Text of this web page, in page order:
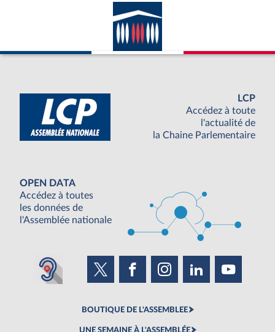
LCP
Accédez à toute
l'actualité de
la Chaine Parlementaire
OPEN DATA
Accédez à toutes
les données de
l'Assemblée nationale
BOUTIQUE DE L'ASSEMBLEE
UNE SEMAINE À L'ASSEMBLÉE